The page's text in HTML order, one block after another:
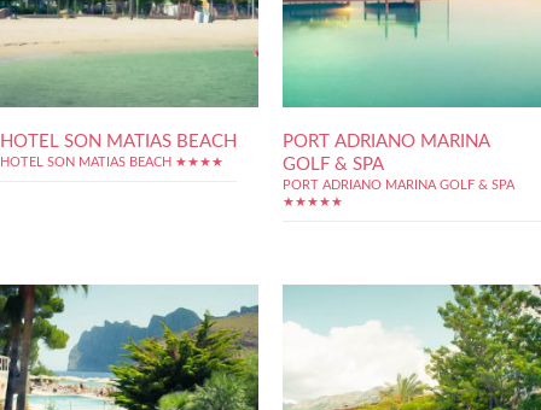
HOTEL SON MATIAS BEACH
HOTEL SON MATIAS BEACH ★★★★
PORT ADRIANO MARINA
GOLF & SPA
PORT ADRIANO MARINA GOLF & SPA
★★★★★